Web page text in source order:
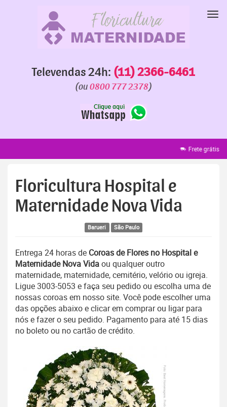
Televendas 24h: (11) 2366-6461
(ou 0800 777 2378)
Faixa grátis
Floricultura Hospital e
Maternidade Nova Vida
Barueri São Paulo
Entrega 24 horas de Coroas de Flores no Hospital e
Maternidade Nova Vidaou qualquer outro
maternidade, maternidade, cemitério, velório ou igreja.
Ligue 3003-5053 e faça seu pedido ou escolha uma de
nossas coroas em nosso site. Você pode escolher uma
das opções abaixo e clicar em comprar ou ligar para
nós e fazer o seu pedido. Pagamento para até 15 dias
no boleto ou no cartão de crédito.